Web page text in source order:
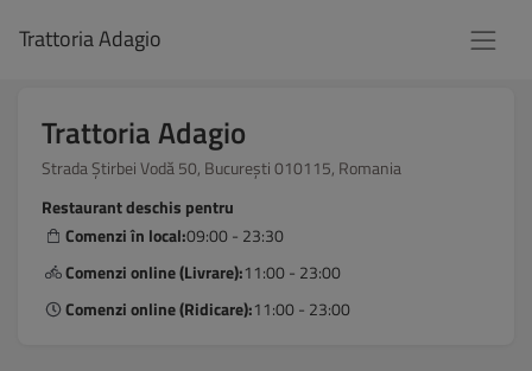
Trattoria Adagio
Trattoria Adagio
Strada Știrbei Vodă 50, București 010115, Romania
Restaurant deschis pentru
Comenzi în local:09:00 - 23:30
Comenzi online (Livrare):11:00 - 23:00
Comenzi online (Ridicare):11:00 - 23:00